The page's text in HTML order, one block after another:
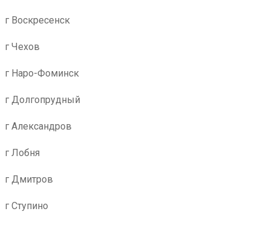
г Воскресенск
г Чехов
г Наро-Фоминск
г Долгопрудный
г Александров
г Лобня
г Дмитров
г Ступино